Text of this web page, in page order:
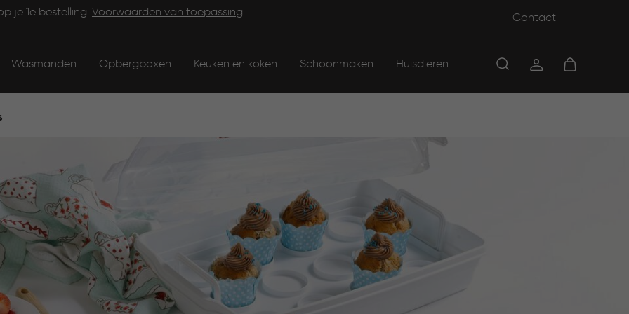
je 1e bestelling. Voorwaarden van toepassing Contact
Wasmanden Opbergboxen Keuken en koken Schoonmaken Huisdieren